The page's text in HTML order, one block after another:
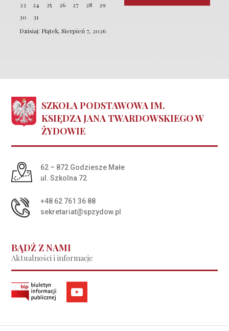
23
24 25 26 27 28
29
30
31
Dzisiaj: Piątek, Sierpień 7, 2026
SZKOŁA PODSTAWOWA IM.
KSIĘDZA JANA TWARDOWSKIEGO W
ŻYDOWIE
Adres pocztowy:
62 – 872 Godziesze Małe
ul. Szkolna 72
+48 62 761 36 88
sekretariat@spzydow.pl
BĄDŹ Z NAMI
Aktualności i informacje